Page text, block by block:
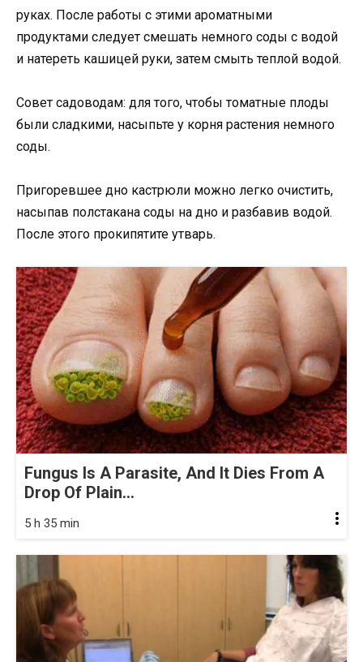
руках. После работы с этими ароматными
продуктами следует смешать немного соды с водой
и натереть кашицей руки, затем смыть теплой водой.
Совет садоводам: для того, чтобы томатные плоды
были сладкими, насыпьте у корня растения немного
соды.
Пригоревшее дно кастрюли можно легко очистить,
насыпав полстакана соды на дно и разбавив водой.
После этого прокипятите утварь.
Fungus Is A Parasite, And It Dies From A
Drop Of Plain...
5 h 35 min